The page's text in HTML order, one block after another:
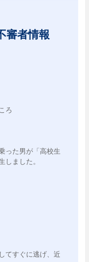
審者情報
ろ
った男が「高校生
しました。
てすぐに逃げ、近